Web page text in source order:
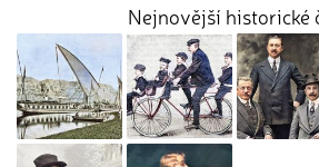
Nejnovější historické